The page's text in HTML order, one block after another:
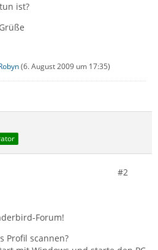
ist?
(6. August 2009 um 17:35)
#2
Forum!
Profil scannen?